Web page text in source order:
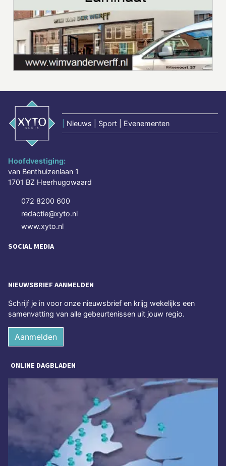
Nieuws | Sport | Evenementen
Hoofdvestiging:
van Benthuizenlaan 1
1701 BZ Heerhugowaard
072 8200 600
redactie@xyto.nl
www.xyto.nl
SOCIAL MEDIA
NIEUWSBRIEF AANMELDEN
Schrijf je in voor onze nieuwsbrief en krijg wekelijks een
samenvatting van alle gebeurtenissen uit jouw regio.
Aanmelden
ONLINE DAGBLADEN